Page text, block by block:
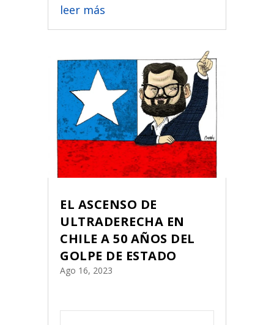
leer más
EL ASCENSO DE
ULTRADERECHA EN
CHILE A 50 AÑOS DEL
GOLPE DE ESTADO
Ago 16, 2023